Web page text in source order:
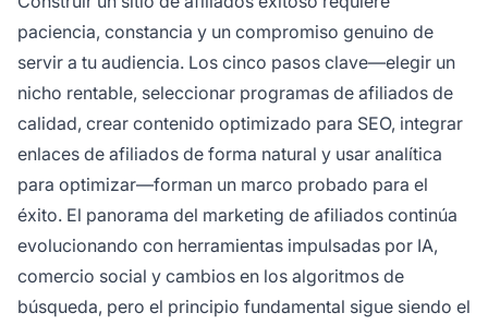
paciencia, constancia y un compromiso genuino de
servir a tu audiencia. Los cinco pasos clave—elegir un
nicho rentable, seleccionar programas de afiliados de
calidad, crear contenido optimizado para SEO, integrar
enlaces de afiliados de forma natural y usar analítica
para optimizar—forman un marco probado para el
éxito. El panorama del marketing de afiliados continúa
evolucionando con herramientas impulsadas por IA,
comercio social y cambios en los algoritmos de
búsqueda, pero el principio fundamental sigue siendo el